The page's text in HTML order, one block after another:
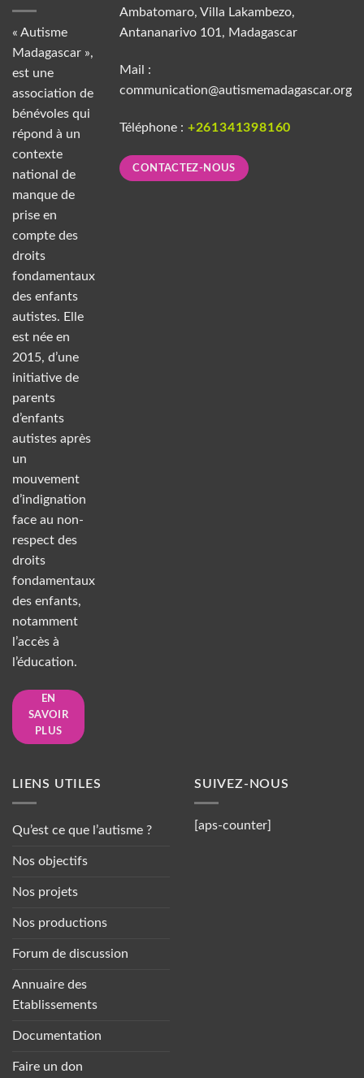
« Autisme
Madagascar »,
est une
association de
bénévoles qui
répond à un
contexte
national de
manque de
prise en
compte des
droits
fondamentaux
des enfants
autistes. Elle
est née en
2015, d’une
initiative de
parents
d’enfants
autistes après
un
mouvement
d’indignation
face au non-
respect des
droits
fondamentaux
des enfants,
notamment
l’accès à
l’éducation.
EN
SAVOIR
PLUS
Ambatomaro, Villa Lakambezo,
Antananarivo 101, Madagascar
Mail :
communication@autismemadagascar.org
Téléphone : +261341398160
CONTACTEZ-NOUS
LIENS UTILES
Qu’est ce que l’autisme ?
Nos objectifs
Nos projets
Nos productions
Forum de discussion
Annuaire des
Etablissements
Documentation
Faire un don
SUIVEZ-NOUS
[aps-counter]